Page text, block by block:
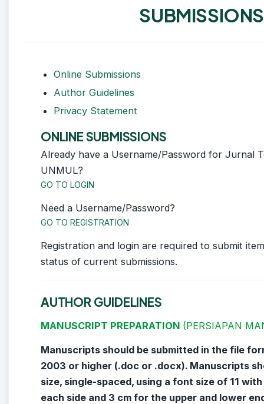
SUBMISSIONS
Online Submissions
Author Guidelines
Privacy Statement
ONLINE SUBMISSIONS
Already have a Username/Password for Jurnal
UNMUL?
GO TO LOGIN
Need a Username/Password?
GO TO REGISTRATION
Registration and login are required to submit
status of current submissions.
AUTHOR GUIDELINES
MANUSCRIPT PREPARATION (PERSIAPAN
Manuscripts should be submitted in the file
2003 or higher (.doc or .docx). Manuscripts
size, single-spaced, using a font size of 11
each side and 3 cm for the upper and lower